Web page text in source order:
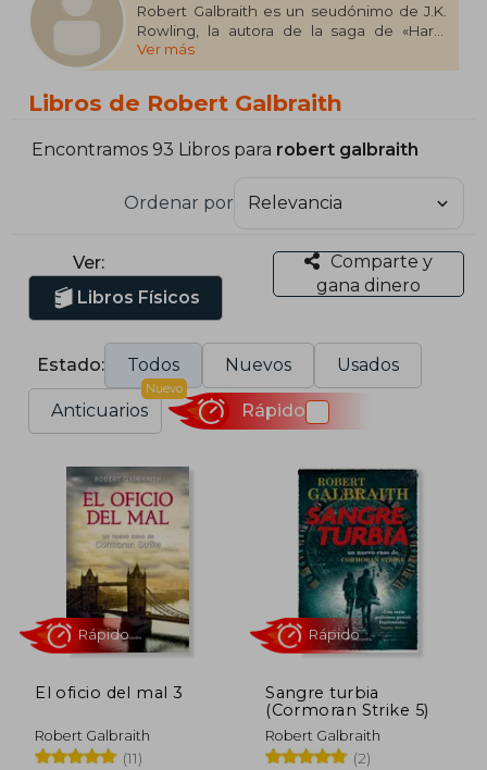
Robert Galbraith es un seudónimo de J.K.
Rowling, la autora de la saga de «Harry
Potter» y de Una vacante imprevista. BBC
One ha adaptado las novelas de Robert
serie de gran éxito producida por Brontë
Ver más
Libros de Robert Galbraith
Encontramos 93 Libros para robert galbraith
Ordenar por
Ver:
Libros Físicos
Comparte y
gana dinero
Estado: Todos Nuevos Usados
Anticuarios
Nuevo
Rápido
El oficio del mal 3
Robert Galbraith
(11)
Rápido
Sangre turbia
(Cormoran Strike 5)
Robert Galbraith
(2)
Rápido